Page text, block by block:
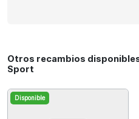
Otros recambios disponibles
Sport
Disponible